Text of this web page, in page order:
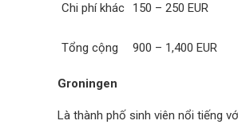
Chi phí khác 150 – 250 EUR
Tổng cộng 900 – 1,400 EUR
Groningen
Là thành phố sinh viên nổi tiếng